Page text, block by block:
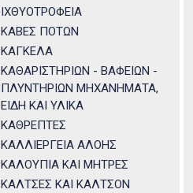
ΙΧΘΥΟΤΡΟΦΕΙΑ
ΚΑΒΕΣ ΠΟΤΩΝ
ΚΑΓΚΕΛΑ
ΚΑΘΑΡΙΣΤΗΡΙΩΝ - ΒΑΦΕΙΩΝ -
ΠΛΥΝΤΗΡΙΩΝ ΜΗΧΑΝΗΜΑΤΑ,
ΕΙΔΗ ΚΑΙ ΥΛΙΚΑ
ΚΑΘΡΕΠΤΕΣ
ΚΑΛΛΙΕΡΓΕΙΑ ΑΛΟΗΣ
ΚΑΛΟΥΠΙΑ ΚΑΙ ΜΗΤΡΕΣ
ΚΑΛΤΣΕΣ ΚΑΙ ΚΑΛΤΣΟΝ